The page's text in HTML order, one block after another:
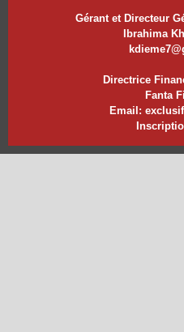
Gérant et Directeur
Ibrahima
Directrice
Fanta
Email: